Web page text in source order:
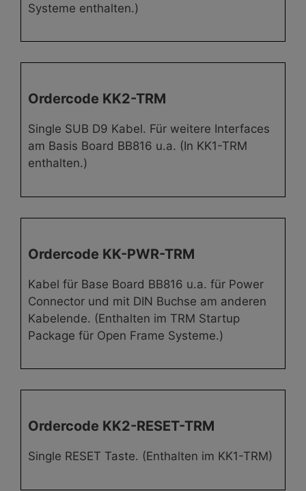
Systeme enthalten.)
Ordercode KK2-TRM
Single SUB D9 Kabel. Für weitere Interfaces
am Basis Board BB816 u.a. (In KK1-TRM
enthalten.)
Ordercode KK-PWR-TRM
Kabel für Base Board BB816 u.a. für Power
Connector und mit DIN Buchse am anderen
Kabelende. (Enthalten im TRM Startup
Package für Open Frame Systeme.)
Ordercode KK2-RESET-TRM
Single RESET Taste. (Enthalten im KK1-TRM)